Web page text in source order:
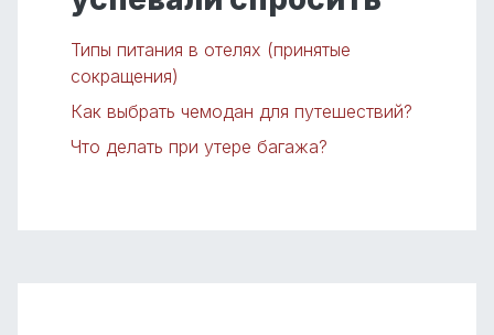
Типы питания в отелях (принятые
сокращения)
Как выбрать чемодан для путешествий?
Что делать при утере багажа?